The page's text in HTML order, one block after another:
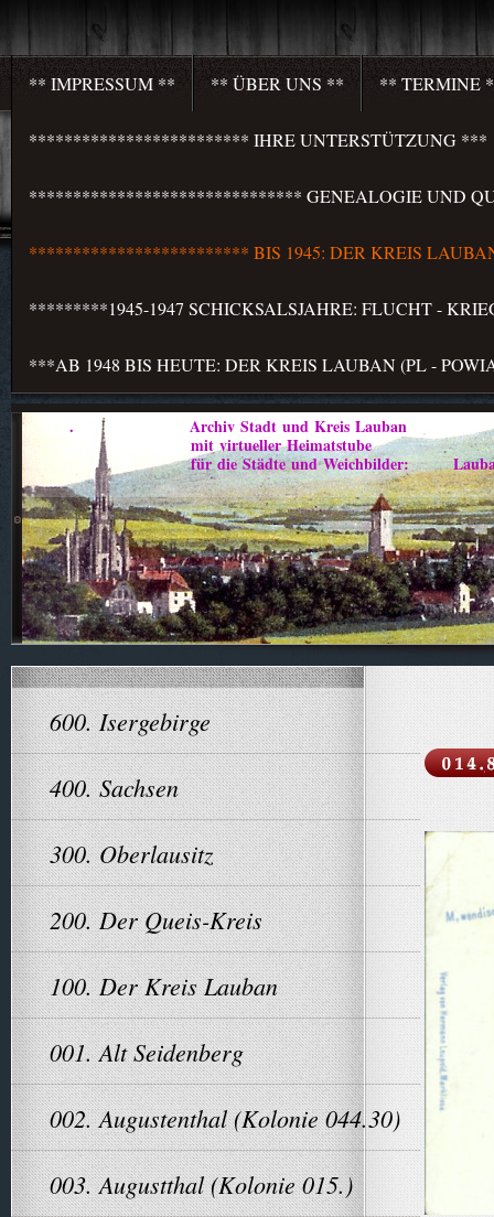
** IMPRESSUM ** ** ÜBER UNS ** ** TERMINE
************************* IHRE UNTERSTÜTZUNG ***
******************************* GENEALOGIE UND
************************* BIS 1945: DER KREIS
*********1945-1947 SCHICKSALSJAHRE: FLUCHT -
***AB 1948 BIS HEUTE: DER KREIS LAUBAN (PL -
. Archiv Stadt und Kreis Lauban
mit virtueller Heimatstube
für die Städte und Weichbilder: Lauban -
600. Isergebirge
400. Sachsen
300. Oberlausitz
200. Der Queis-Kreis
100. Der Kreis Lauban
001. Alt Seidenberg
002. Augustenthal (Kolonie 044.30)
003. Augustthal (Kolonie 015.)